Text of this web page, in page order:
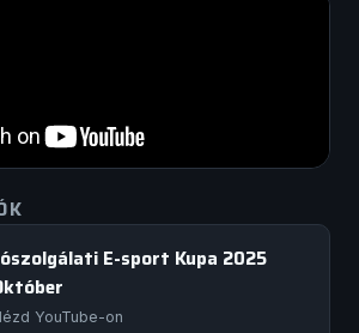
E-sport Kupa 2025
YouTube-on